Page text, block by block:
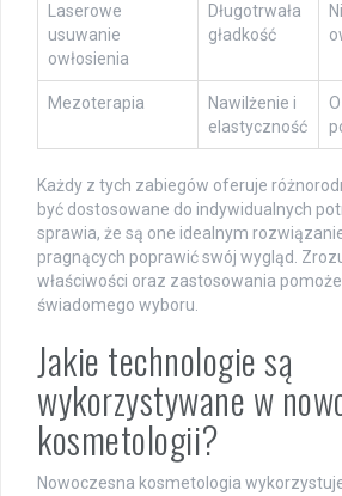
Laserowe
usuwanie
owłosienia
Długotrwała
gładkość
Mezoterapia
Nawilżenie i
elastyczność
Każdy z tych zabiegów oferuje
być dostosowane do indywidualnych
sprawia, że są one idealnym
pragnących poprawić swój wygląd.
właściwości oraz zastosowania
świadomego wyboru.
Jakie technologie są
wykorzystywane w
kosmetologii?
Nowoczesna kosmetologia